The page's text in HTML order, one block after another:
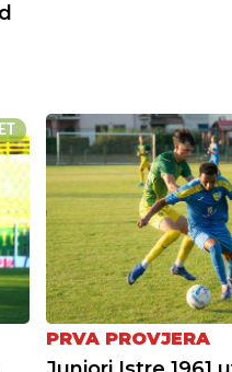
PRVA PROVJERA